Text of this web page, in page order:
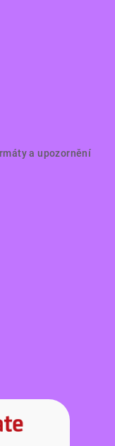
a upozornění